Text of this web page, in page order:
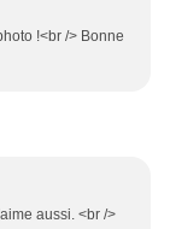
!<br /> Bonne
aussi. <br />